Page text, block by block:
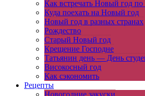
Как встречать Новый год по
Куда поехать на Новый год
Новый год в разных странах
Рождество
Старый Новый год
Крещение Господне
Татьянин день — День
Високосный год
Как сэкономить
Рецепты
Новогодние закуски